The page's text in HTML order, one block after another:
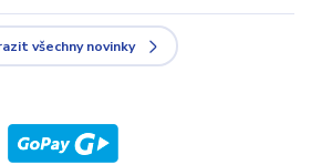
všechny novinky